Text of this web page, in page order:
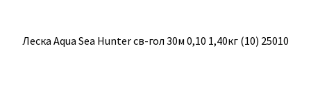
Леска Aqua Sea Hunter св-гол 30м 0,10 1,40кг (10) 25010